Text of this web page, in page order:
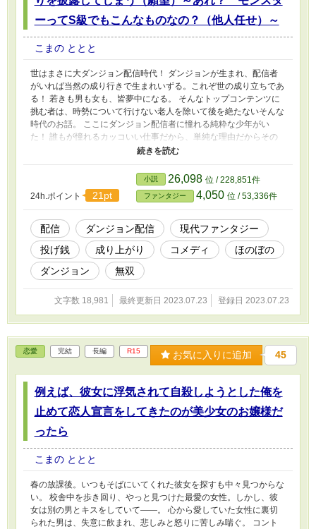
ーってS級でもこんなものなの？（他人任せ）～
こまの ととと
世はまさに大ダンジョン配信時代！ ダンジョンが生まれ、配信者
がいれば当然の成り行きで生まれいずる。これぞ世の成り立ちであ
る！ 若きも男も女も、皆夢中になる。 そんなトップコンテンツに
挑む者は、時勢について行けない老人を除いて後を絶たないそんな
時代のお話。 ここにダンジョン配信者に憧れる純粋な少年がい
た！ 誰もが憧れるカッコいい仕事だから、単純な理由だからその
思いは力強い。 彼の純粋な心に触れた視聴者は、次第に惹かれて
彼を求めてやまなくなる。 彼の通った後にはモンスターの屍。た
どり着いたボスとの死闘。そして仲間との……。 果たして彼の築
き上げる伝説の目撃者に、アナタも成れるのだろうか？ ＊あらす
じと本編では若干の差異がある場合がございます。あらかじめご了
承下さい。 ＊当作品はカクヨム様でも掲載しております。
24h.ポイント 21pt
小説 26,098 位 / 228,851件
ファンタジー 4,050 位 / 53,336件
配信 ダンジョン配信
現代ファンタジー
投げ銭
成り上がり コメディ
ほのぼの
ダンジョン
無双
文字数 18,981 最終更新日 2023.07.23 登録日 2023.07.23
恋愛 完結 長編 R15 お気に入りに追加 45
例えば、彼女に浮気されて自殺しようとした俺を
止めて恋人宣言をしてきたのが美少女のお嬢様だ
ったら
こまの ととと
春の放課後。いつもそばにいてくれた彼女を探すも中々見つからな
い。 校舎中を歩き回り、やっと見つけた最愛の女性。しかし、彼
女は別の男とキスをしていて――。 心から愛していた女性に裏切
られた男は、失意に飲まれ、悲しみと怒りに苦しみ喘ぐ。 コント